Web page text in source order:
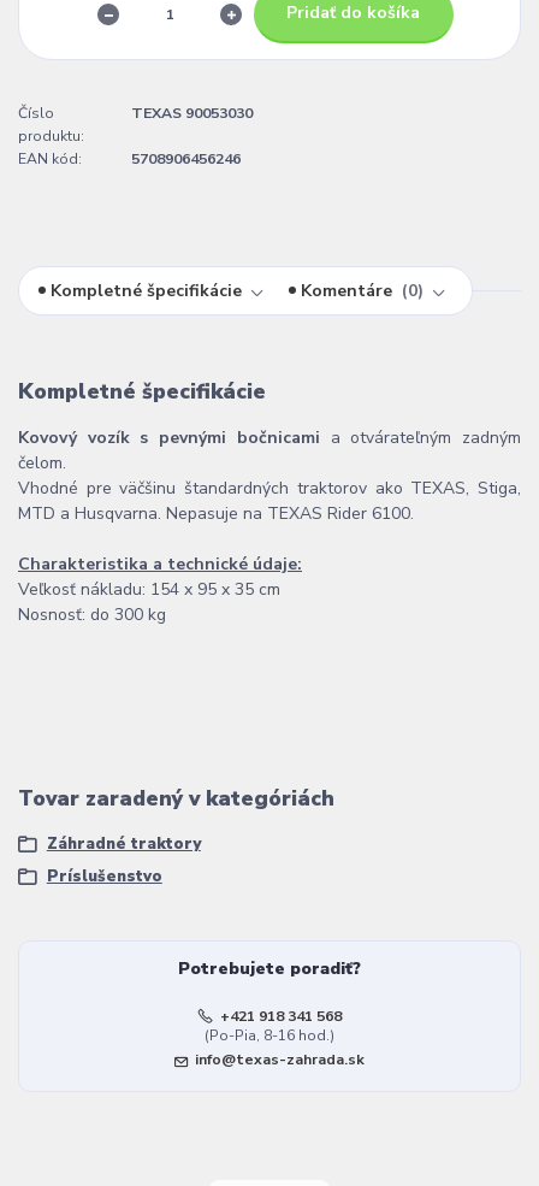
Pridať do košíka
Číslo
produktu:
TEXAS 90053030
EAN kód: 5708906456246
Kompletné špecifikácie Komentáre 0
Kompletné špecifikácie
Kovový vozík s pevnými bočnicami a otvárateľným zadným
čelom.
Vhodné pre väčšinu štandardných traktorov ako TEXAS, Stiga,
MTD a Husqvarna. Nepasuje na TEXAS Rider 6100.
Charakteristika a technické údaje:
Veľkosť nákladu: 154 x 95 x 35 cm
Nosnosť: do 300 kg
Tovar zaradený v kategóriách
Záhradné traktory
Príslušenstvo
Potrebujete poradiť?
+421 918 341 568
(Po-Pia, 8-16 hod.)
info@texas-zahrada.sk